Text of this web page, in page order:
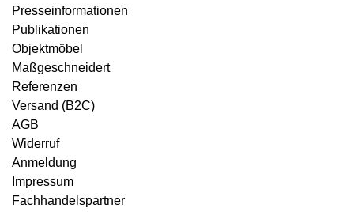
Presseinformationen
Publikationen
Objektmöbel
Maßgeschneidert
Referenzen
Versand (B2C)
AGB
Widerruf
Anmeldung
Impressum
Fachhandelspartner